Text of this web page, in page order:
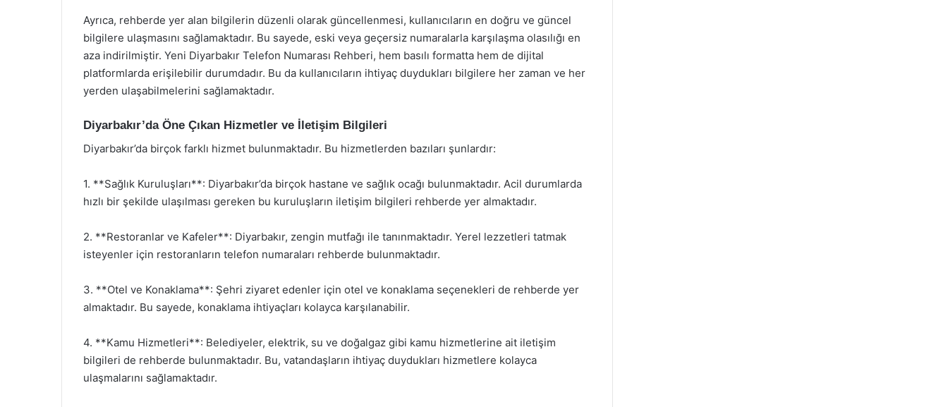
Ayrıca, rehberde yer alan bilgilerin düzenli olarak güncellenmesi, kullanıcıların en doğru ve güncel
bilgilere ulaşmasını sağlamaktadır. Bu sayede, eski veya geçersiz numaralarla karşılaşma olasılığı en
aza indirilmiştir. Yeni Diyarbakır Telefon Numarası Rehberi, hem basılı formatta hem de dijital
platformlarda erişilebilir durumdadır. Bu da kullanıcıların ihtiyaç duydukları bilgilere her zaman ve her
yerden ulaşabilmelerini sağlamaktadır.
Diyarbakır’da Öne Çıkan Hizmetler ve İletişim Bilgileri
Diyarbakır’da birçok farklı hizmet bulunmaktadır. Bu hizmetlerden bazıları şunlardır:
1. **Sağlık Kuruluşları**: Diyarbakır’da birçok hastane ve sağlık ocağı bulunmaktadır. Acil durumlarda
hızlı bir şekilde ulaşılması gereken bu kuruluşların iletişim bilgileri rehberde yer almaktadır.
2. **Restoranlar ve Kafeler**: Diyarbakır, zengin mutfağı ile tanınmaktadır. Yerel lezzetleri tatmak
isteyenler için restoranların telefon numaraları rehberde bulunmaktadır.
3. **Otel ve Konaklama**: Şehri ziyaret edenler için otel ve konaklama seçenekleri de rehberde yer
almaktadır. Bu sayede, konaklama ihtiyaçları kolayca karşılanabilir.
4. **Kamu Hizmetleri**: Belediyeler, elektrik, su ve doğalgaz gibi kamu hizmetlerine ait iletişim
bilgileri de rehberde bulunmaktadır. Bu, vatandaşların ihtiyaç duydukları hizmetlere kolayca
ulaşmalarını sağlamaktadır.